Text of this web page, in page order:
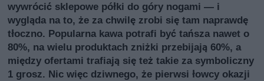
wywrócić sklepowe półki do góry nogami — i
wygląda na to, że za chwilę zrobi się tam naprawdę
tłoczno. Popularna kawa potrafi być tańsza nawet o
80%, na wielu produktach zniżki przebijają 60%, a
między ofertami trafiają się też takie za symboliczny
1 grosz. Nic więc dziwnego, że pierwsi łowcy okazji